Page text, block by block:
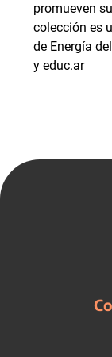
promueven
colección es
de Energía
y educ.ar